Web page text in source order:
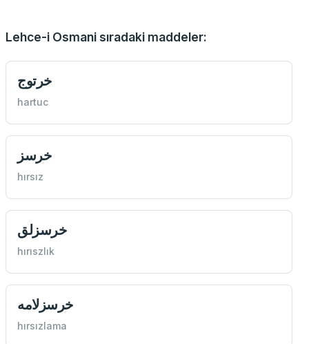
Lehce-i Osmani sıradaki maddeler:
خرتوج
hartuc
خرسز
hırsız
خرسزلق
hırıszlık
خرسزلامه
hırsızlama